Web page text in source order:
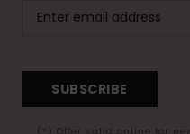
SUBSCRIBE